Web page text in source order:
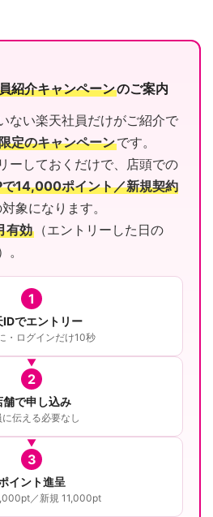
紹介キャンペーンのご案内
ない楽天社員だけがご紹介で
定のキャンペーンです。
ーしておくだけで、店頭での
14,000ポイント／新規契約
象になります。
有効 （エントリーした日の
1
IDでエントリー
・ログインだけ10秒
2
舗で申し込み
に伝える必要なし
3
イント進呈
／新規 11,000pt